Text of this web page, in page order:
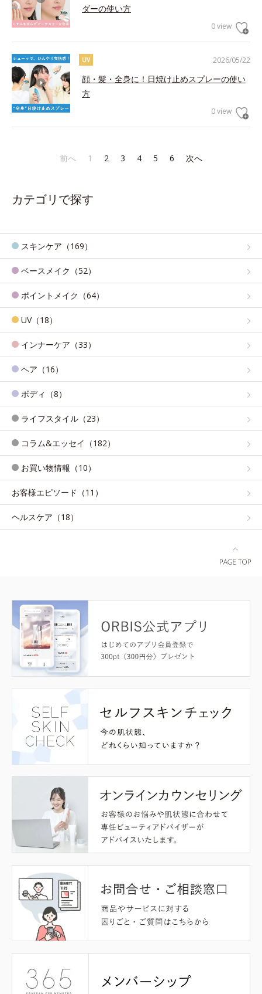
ダーの使い方
0 view
2026/05/22
UV
顔・髪・全身に！日焼け止めスプレーの使い
方
0 view
前へ 1 2 3 4 5 6 次へ
カテゴリで探す
スキンケア（169）
ベースメイク（52）
ポイントメイク（64）
UV（18）
インナーケア（33）
ヘア（16）
ボディ（8）
ライフスタイル（23）
コラム&エッセイ（182）
お買い物情報（10）
お客様エピソード（11）
ヘルスケア（18）